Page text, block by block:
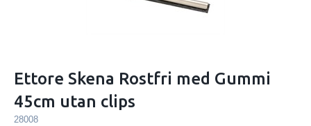
Ettore Skena Rostfri med Gummi
45cm utan clips
28008